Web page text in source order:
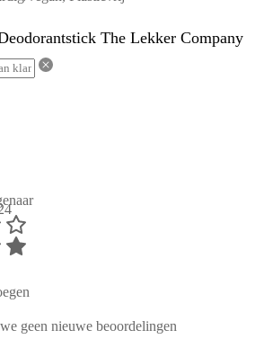
The Lekker Company
geen nieuwe beoordelingen